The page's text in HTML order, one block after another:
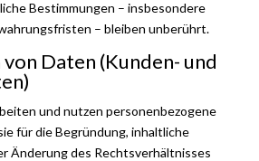
Bestimmungen – insbesondere
– bleiben unberührt.
Daten (Kunden- und
und nutzen personenbezogene
für die Begründung, inhaltliche
Änderung des Rechtsverhältnisses